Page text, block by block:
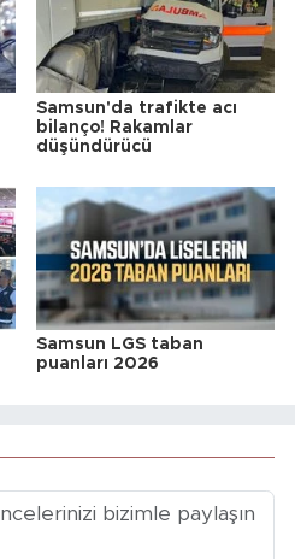
Samsun'da trafikte acı
bilanço! Rakamlar
düşündürücü
Samsun LGS taban
puanları 2026